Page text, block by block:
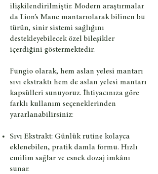
ilişkilendirilmiştir. Modern araştırmalar
da Lion’s Mane mantarıolarak bilinen bu
türün, sinir sistemi sağlığını
destekleyebilecek özel bileşikler
içerdiğini göstermektedir.
Fungio olarak, hem aslan yelesi mantarı
sıvı ekstraktı hem de aslan yelesi mantarı
kapsülleri sunuyoruz. İhtiyacınıza göre
farklı kullanım seçeneklerinden
yararlanabilirsiniz:
Sıvı Ekstrakt: Günlük rutine kolayca
eklenebilen, pratik damla formu. Hızlı
emilim sağlar ve esnek dozaj imkânı
sunar.